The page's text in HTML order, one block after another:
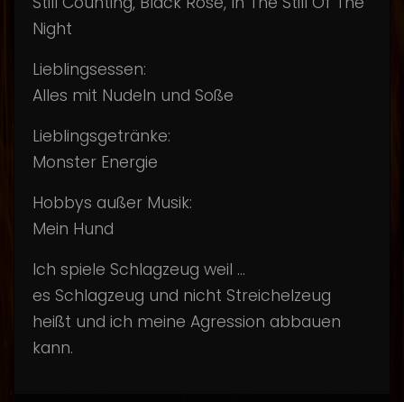
Night
Lieblingsessen:
Alles mit Nudeln und Soße
Lieblingsgetränke:
Monster Energie
Hobbys außer Musik:
Mein Hund
Ich spiele Schlagzeug weil ...
es Schlagzeug und nicht Streichelzeug
heißt und ich meine Agression abbauen
kann.